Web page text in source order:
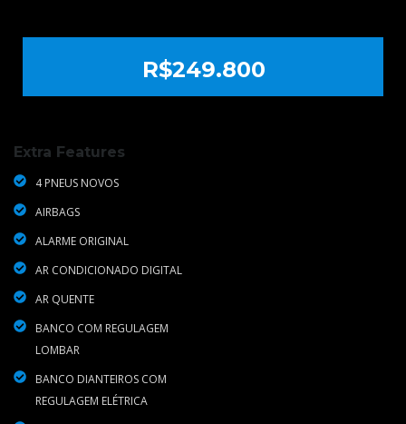
R$249.800
Extra Features
4 PNEUS NOVOS
AIRBAGS
ALARME ORIGINAL
AR CONDICIONADO DIGITAL
AR QUENTE
BANCO COM REGULAGEM
LOMBAR
BANCO DIANTEIROS COM
REGULAGEM ELÉTRICA